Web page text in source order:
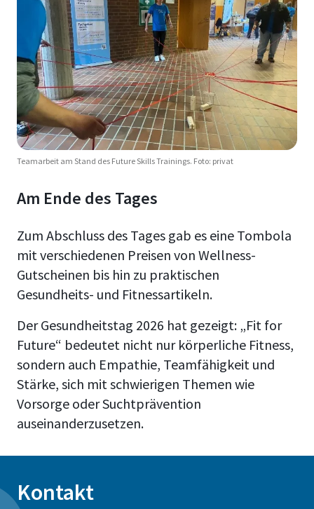
Teamarbeit am Stand des Future Skills Trainings. Foto: privat
Am Ende des Tages
Zum Abschluss des Tages gab es eine Tombola
mit verschiedenen Preisen von Wellness-
Gutscheinen bis hin zu praktischen
Gesundheits- und Fitnessartikeln.
Der Gesundheitstag 2026 hat gezeigt: „Fit for
Future“ bedeutet nicht nur körperliche Fitness,
sondern auch Empathie, Teamfähigkeit und
Stärke, sich mit schwierigen Themen wie
Vorsorge oder Suchtprävention
auseinanderzusetzen.
Kontakt